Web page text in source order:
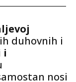
duhovnih i
i
nosi